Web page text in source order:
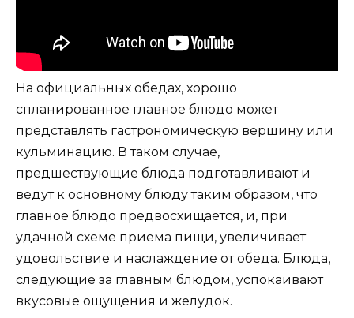
На официальных обедах, хорошо
спланированное главное блюдо может
представлять гастрономическую вершину или
кульминацию. В таком случае,
предшествующие блюда подготавливают и
ведут к основному блюду таким образом, что
главное блюдо предвосхищается, и, при
удачной схеме приема пищи, увеличивает
удовольствие и наслаждение от обеда. Блюда,
следующие за главным блюдом, успокаивают
вкусовые ощущения и желудок.